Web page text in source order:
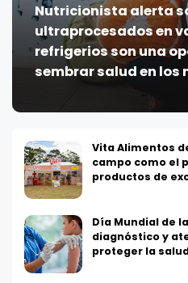
Nutricionista alerta
ultraprocesados en
refrigerios son una
sembrar salud en los
Vita Alimentos
campo como el
productos de
Día Mundial de
diagnóstico y
proteger la